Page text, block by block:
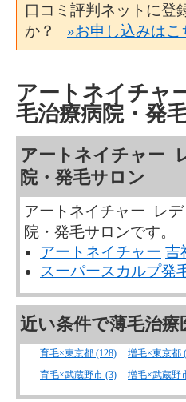
口コミ評判ネットに登
か？ »お申し込みはこ
アートネイチャ
毛治療病院・発
アートネイチャー
院・発毛サロン
アートネイチャー レ
院・発毛サロンです。
アートネイチャー 吉
スーパースカルプ発
近い条件で薄毛治
育毛×東京都 (128) 増毛×東京都
育毛×武蔵野市 (3)
増毛×武蔵野